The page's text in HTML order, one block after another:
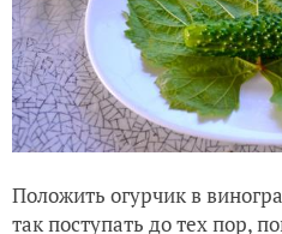
Положить огурчик в
так поступать до тех пор,